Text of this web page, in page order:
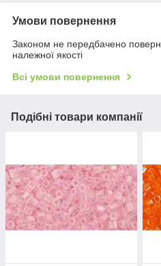
Умови повернення
Законом не передбачено
належної якості
Всі умови повернення
Подібні товари компанії